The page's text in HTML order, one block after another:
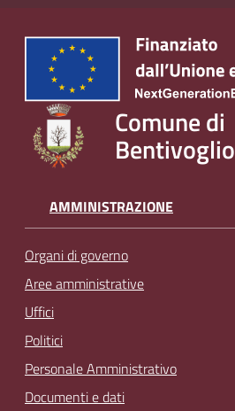
Comune di
Bentivoglio
AMMINISTRAZIONE
Organi di governo
Aree amministrative
Uffici
Politici
Personale Amministrativo
Documenti e dati